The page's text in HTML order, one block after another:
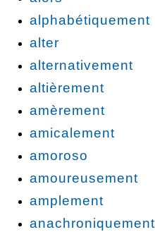
alphabétiquement
alter
alternativement
altièrement
amèrement
amicalement
amoroso
amoureusement
amplement
anachroniquement